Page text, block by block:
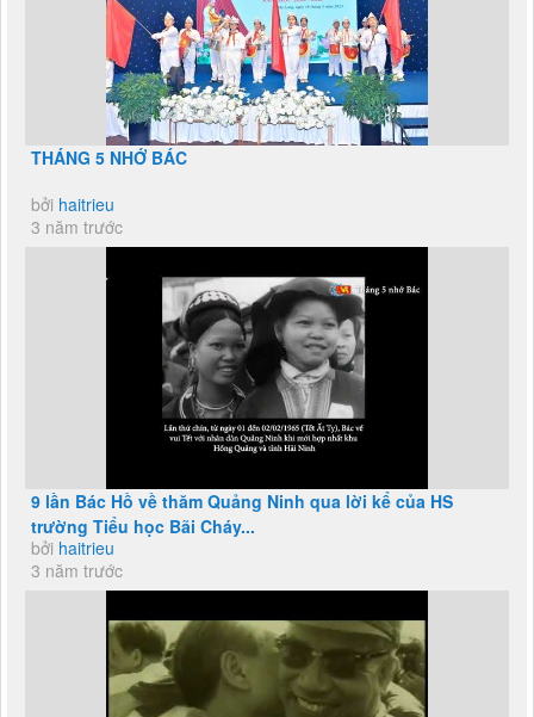
THÁNG 5 NHỚ BÁC
bởi haitrieu
3 năm trước
9 lần Bác Hồ về thăm Quảng Ninh qua lời kể của HS
trường Tiểu học Bãi Cháy...
bởi haitrieu
3 năm trước